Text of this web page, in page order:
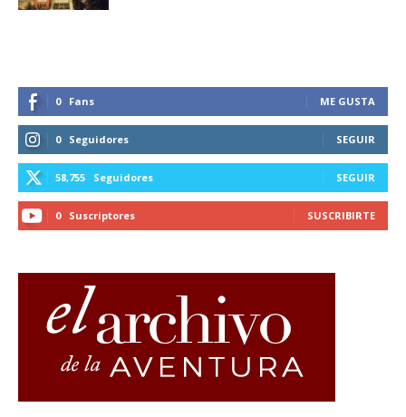
0 Fans ME GUSTA
0 Seguidores SEGUIR
58,755 Seguidores SEGUIR
0 Suscriptores SUSCRIBIRTE